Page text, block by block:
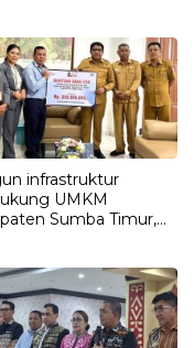
infrastruktur
UMKM
Sumba Timur,